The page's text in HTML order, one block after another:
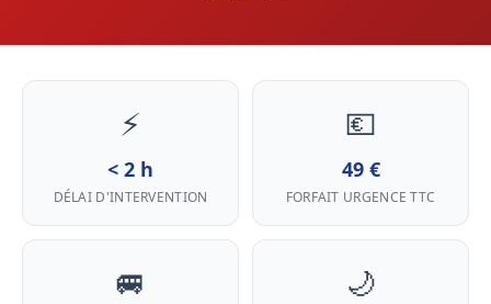
⚡
< 2 h
DÉLAI D'INTERVENTION
💶
49 €
FORFAIT URGENCE TTC
🚐 🌙